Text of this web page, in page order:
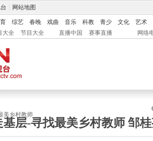
网站地图
综艺 春晚 戏曲 音乐 科教 青少 文化
艺术
大全 节目大全 直播中国 赛事直播 网络
美乡村教师
层-寻找最美乡村教师 邹